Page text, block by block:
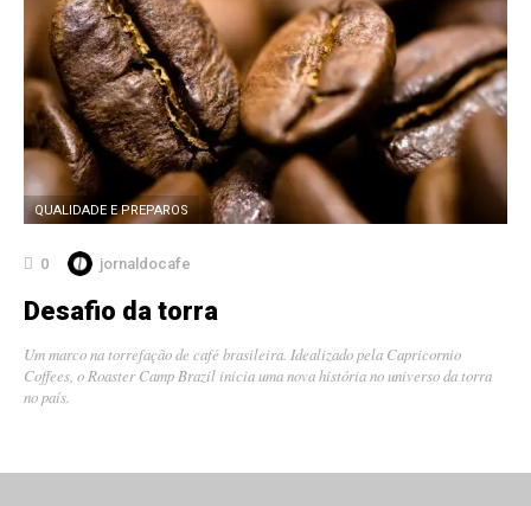
QUALIDADE E PREPAROS
0 jornaldocafe
Desafio da torra
Um marco na torrefação de café brasileira. Idealizado pela Capricornio
Coffees, o Roaster Camp Brazil inicia uma nova história no universo da torra
no país.